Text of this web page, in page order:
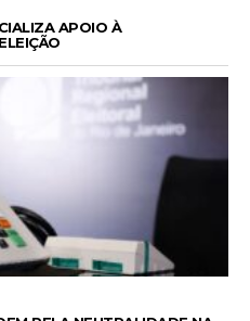
APOIO À